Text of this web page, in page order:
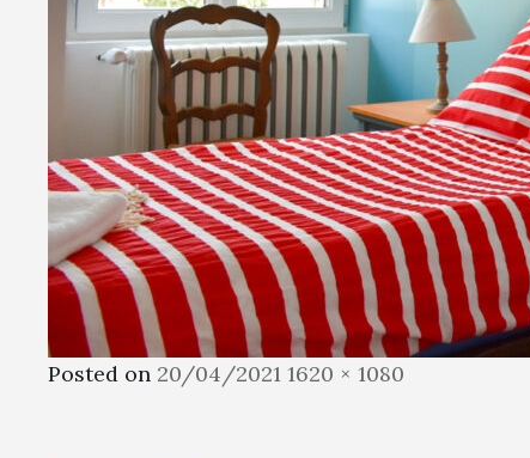
Posted on Posted
20/04/2021 Full
1620 × 1080